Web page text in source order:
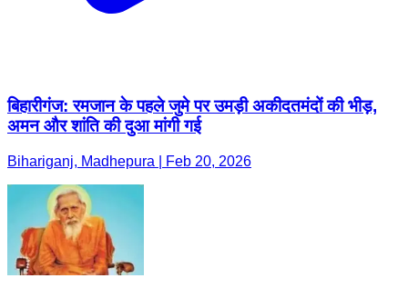
बिहारीगंज: रमजान के पहले जुमे पर उमड़ी अकीदतमंदों की भीड़,
अमन और शांति की दुआ मांगी गई
Bihariganj, Madhepura | Feb 20, 2026